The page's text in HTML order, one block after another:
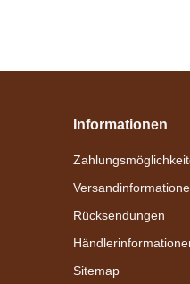
Informationen
Rücksendungen
Sitemap